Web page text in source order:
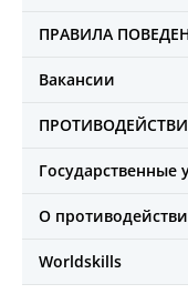
ПРАВИЛА
Вакансии
Государственные
О
Worldskills